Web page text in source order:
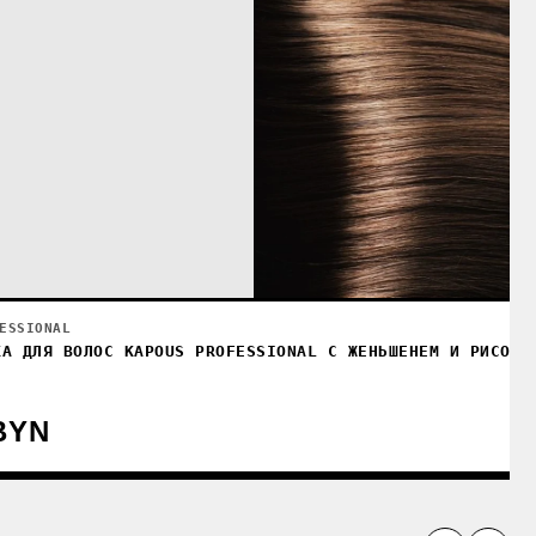
ДЛЯ ВОЛОС KAPOUS PROFESSIONAL С ЖЕНЬШЕНЕМ И